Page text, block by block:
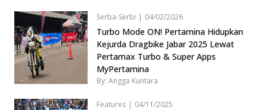
Serba-Serbi | 04/02/2026
Turbo Mode ON! Pertamina Hidupkan
Kejurda Dragbike Jabar 2025 Lewat
Pertamax Turbo & Super Apps
MyPertamina
By: Angga Kuntara
Features | 04/11/2025